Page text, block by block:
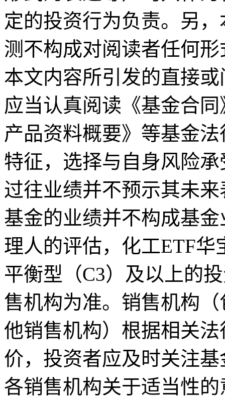
定的投资行为负责。另
测不构成对阅读者任何
本文内容所引发的直接
应当认真阅读《基金合
产品资料概要》等基金
特征，选择与自身风险
过往业绩并不预示其未
基金的业绩并不构成基
理人的评估，化工ETF
平衡型（C3）及以上的
售机构为准。销售机构
他销售机构）根据相关
价，投资者应及时关注
各销售机构关于适当性